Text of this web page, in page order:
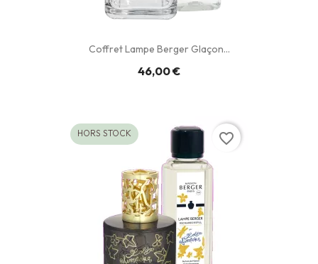
Coffret Lampe Berger Glaçon...
46,00 €
HORS STOCK favorite_border